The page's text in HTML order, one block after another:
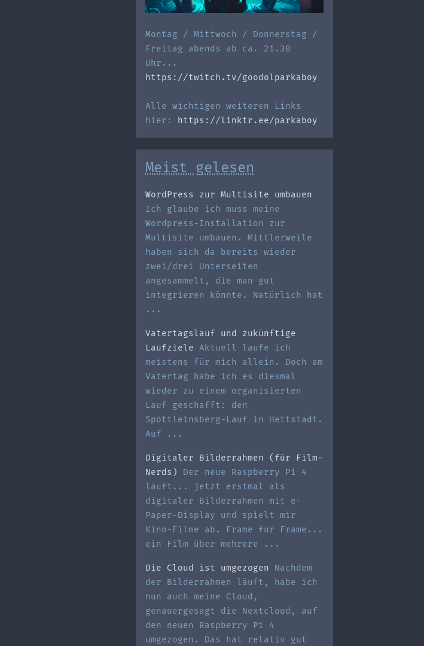
Montag / Mittwoch / Donnerstag /
Freitag abends ab ca. 21.30
Uhr...
https://twitch.tv/goodolparkaboy
Alle wichtigen weiteren Links
hier:
https://linktr.ee/parkaboy
Meist gelesen
WordPress zur Multisite umbauen
Ich glaube ich muss meine
Wordpress-Installation zur
Multisite umbauen. Mittlerweile
haben sich da bereits wieder
zwei/drei Unterseiten
angesammelt, die man gut
integrieren könnte. Natürlich hat
...
Vatertagslauf und zukünftige
Laufziele Aktuell laufe ich
meistens für mich allein. Doch am
Vatertag habe ich es diesmal
wieder zu einem organisierten
Lauf geschafft: den
Spöttleinsberg-Lauf in Hettstadt.
Auf ...
Digitaler Bilderrahmen (für Film-
Nerds)
Der neue Raspberry Pi 4
läuft... jetzt erstmal als
digitaler Bilderrahmen mit e-
Paper-Display und spielt mir
Kino-Filme ab. Frame für Frame...
ein Film über mehrere ...
Die Cloud ist umgezogen
Nachdem
der Bilderrahmen läuft, habe ich
nun auch meine Cloud,
genauergesagt die Nextcloud, auf
den neuen Raspberry Pi 4
umgezogen. Das hat relativ gut